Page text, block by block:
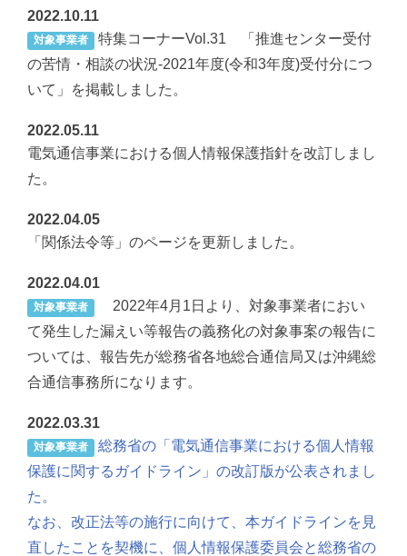
2022.10.11
対象事業者
特集コーナーVol.31 「推進センター受付
の苦情・相談の状況-2021年度(令和3年度)受付分につ
いて」を掲載しました。
2022.05.11
電気通信事業における個人情報保護指針を改訂しまし
た。
2022.04.05
「関係法令等」のページを更新しました。
2022.04.01
対象事業者
2022年4月1日より、対象事業者におい
て発生した漏えい等報告の義務化の対象事案の報告に
ついては、報告先が総務省各地総合通信局又は沖縄総
合通信事務所になります。
2022.03.31
対象事業者
総務省の「電気通信事業における個人情報
保護に関するガイドライン」の改訂版が公表されまし
た。
なお、改正法等の施行に向けて、本ガイドラインを見
直したことを契機に、個人情報保護委員会と総務省の